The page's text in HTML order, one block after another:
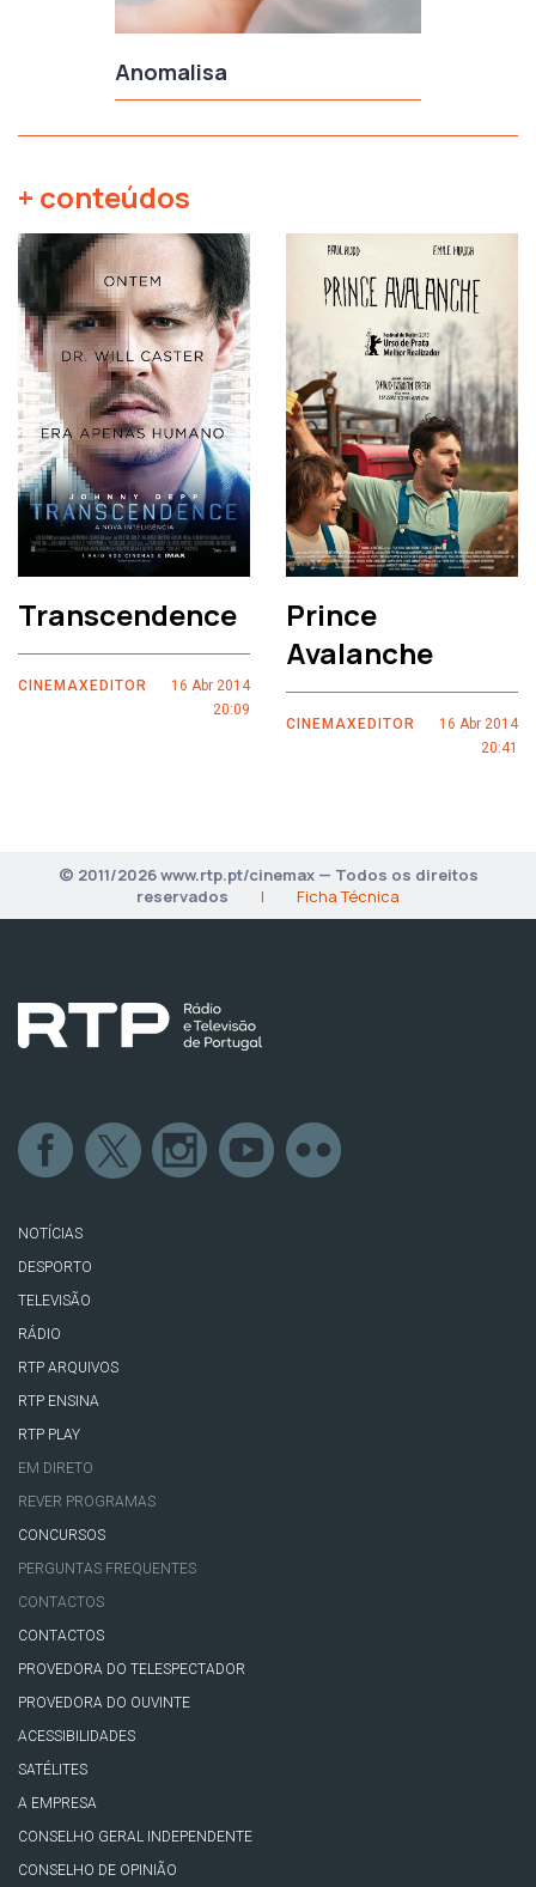
Anomalisa
+ conteúdos
Transcendence
CINEMAXEDITOR
16 Abr 2014
20:09
Prince
Avalanche
CINEMAXEDITOR
16 Abr 2014
20:41
© 2011/2026 www.rtp.pt/cinemax — Todos os direitos
reservados
| Ficha Técnica
NOTÍCIAS
DESPORTO
TELEVISÃO
RÁDIO
RTP ARQUIVOS
RTP ENSINA
RTP PLAY
EM DIRETO
REVER PROGRAMAS
CONCURSOS
PERGUNTAS FREQUENTES
CONTACTOS
CONTACTOS
PROVEDORA DO TELESPECTADOR
PROVEDORA DO OUVINTE
ACESSIBILIDADES
SATÉLITES
A EMPRESA
CONSELHO GERAL INDEPENDENTE
CONSELHO DE OPINIÃO